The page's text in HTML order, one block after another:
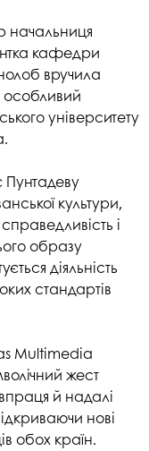
начальниця
кафедри
вручила
університету
Пунтадеву
культури,
і
образу
діяльність
стандартів
Multimedia
жест
й надалі
нові
обох країн.